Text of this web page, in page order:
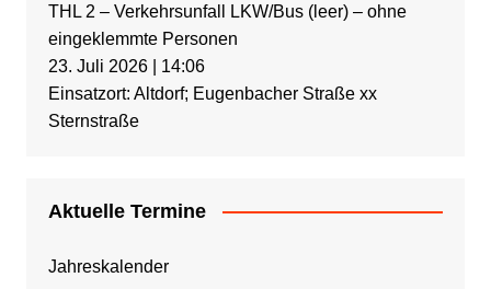
THL 2 – Verkehrsunfall LKW/Bus (leer) – ohne
eingeklemmte Personen
23. Juli 2026| 14:06
Einsatzort: Altdorf; Eugenbacher Straße xx
Sternstraße
Aktuelle Termine
Jahreskalender